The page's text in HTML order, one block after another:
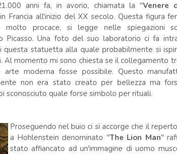
anni fa, in avorio, chiamata la "Venere
Francia all'inizio del XX secolo. Questa figura
molto procace, si legge nelle spiegazioni
Picasso. Una foto del suo laboratorio ci fa
questa statuetta alla quale probabilmente si
Al momento mi sono chiesta se il collegamento
arte moderna fosse possibile. Questo
non era stato creato per bellezza ma
sconosciuto quale forse simbolo per rituali.
Proseguendo nel buio ci si accorge che il
a Hohlenstein denominato "The Lion Man"
stato affiancato ad un'immagine di uomo